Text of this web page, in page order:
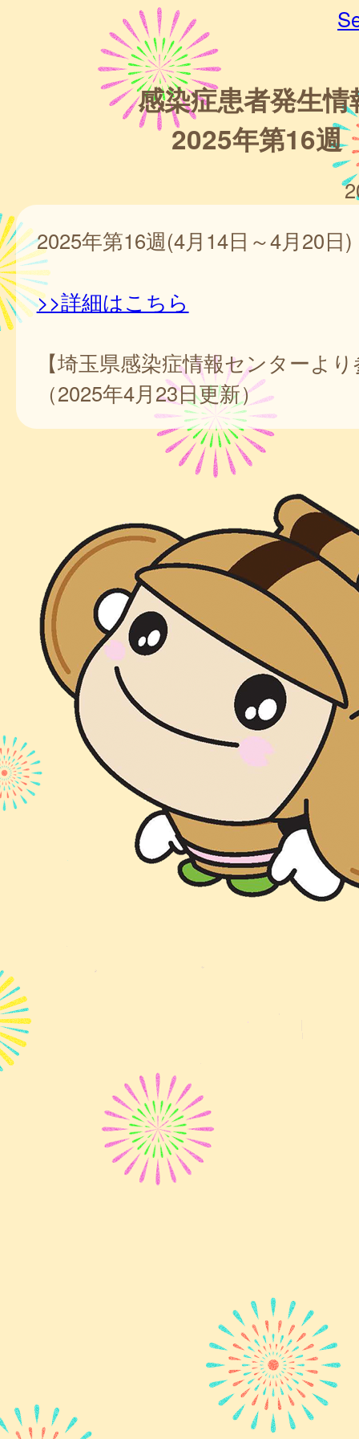
感染症患者発生情
2025年第16週
2025年第16週(4月14日～4月20日)
>>詳細はこちら
【埼玉県感染症情報センターよ
（2025年4月23日更新）